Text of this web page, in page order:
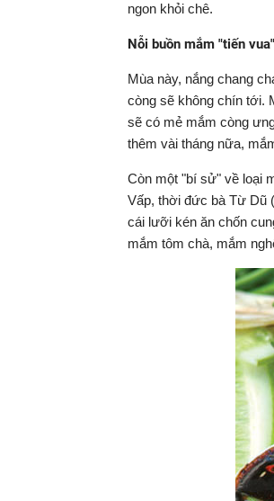
ngon khỏi chê.
Nỗi buồn mắm "tiến vua"
Mùa này, nắng chang
còng sẽ không chín tới.
sẽ có mẻ mắm còng
thêm vài tháng nữa,
Còn một "bí sử" về loại
Vấp, thời đức bà Từ Dũ
cái lưỡi kén ăn chốn
mắm tôm chà, mắm